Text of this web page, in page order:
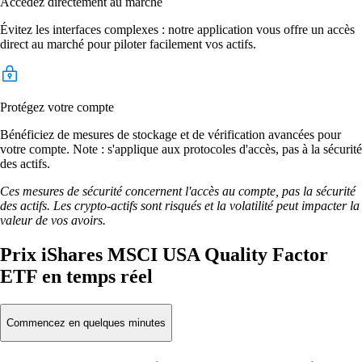
Évitez les interfaces complexes : notre application vous offre un accès
direct au marché pour piloter facilement vos actifs.
Protégez votre compte
Bénéficiez de mesures de stockage et de vérification avancées pour
votre compte. Note : s'applique aux protocoles d'accès, pas à la sécurité
des actifs.
Ces mesures de sécurité concernent l'accès au compte, pas la sécurité
des actifs. Les crypto-actifs sont risqués et la volatilité peut impacter la
valeur de vos avoirs.
Prix iShares MSCI USA Quality Factor
ETF en temps réel
Commencez en quelques minutes